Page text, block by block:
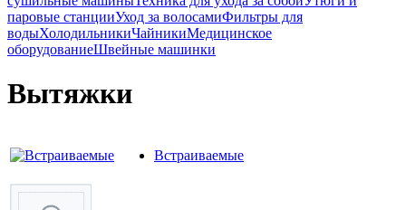
паровые станцииУход за волосамиФильтры для
водыХолодильникиЧайникиМедицинское
оборудованиеШвейные машинки
Вытяжки
Встраиваемые